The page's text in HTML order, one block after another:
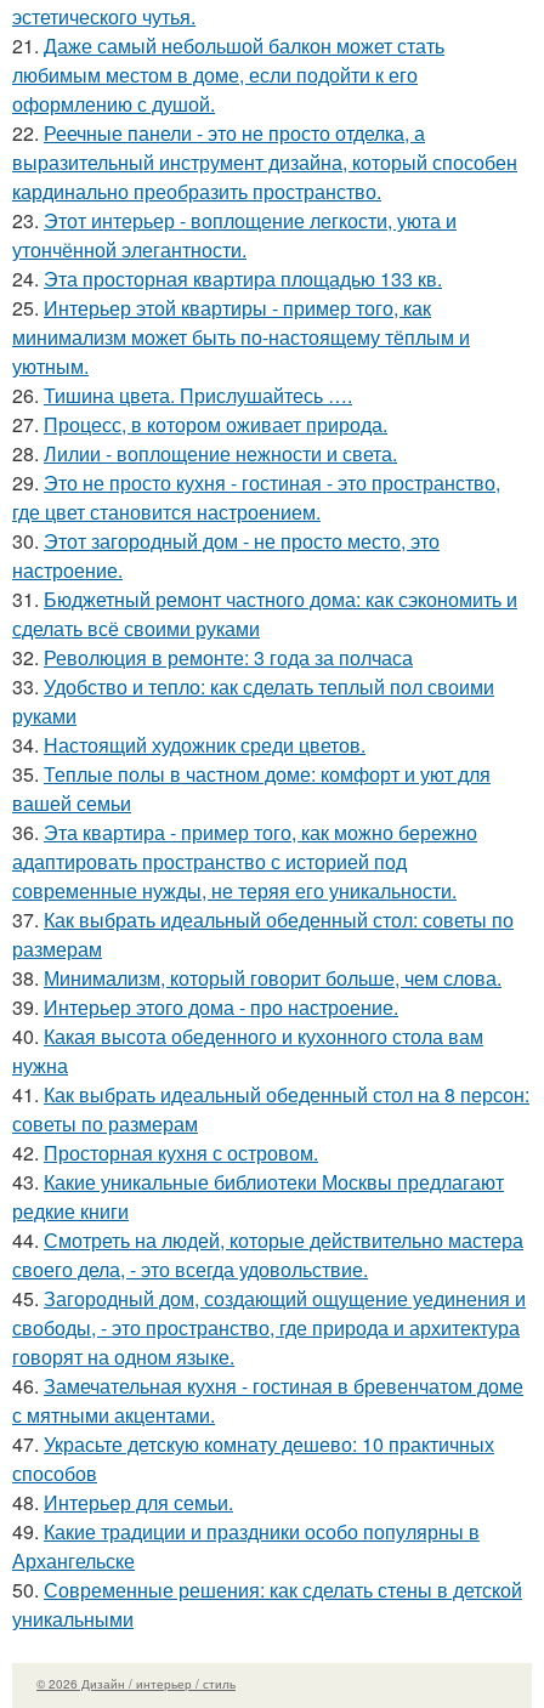
эстетического чутья.
21. Даже самый небольшой балкон может стать
любимым местом в доме, если подойти к его
оформлению с душой.
22. Реечные панели - это не просто отделка, а
выразительный инструмент дизайна, который способен
кардинально преобразить пространство.
23. Этот интерьер - воплощение легкости, уюта и
утончённой элегантности.
24. Эта просторная квартира площадью 133 кв.
25. Интерьер этой квартиры - пример того, как
минимализм может быть по-настоящему тёплым и
уютным.
26. Тишина цвета. Прислушайтесь ….
27. Процесс, в котором оживает природа.
28. Лилии - воплощение нежности и света.
29. Это не просто кухня - гостиная - это пространство,
где цвет становится настроением.
30. Этот загородный дом - не просто место, это
настроение.
31. Бюджетный ремонт частного дома: как сэкономить и
сделать всё своими руками
32. Революция в ремонте: 3 года за полчаса
33. Удобство и тепло: как сделать теплый пол своими
руками
34. Настоящий художник среди цветов.
35. Теплые полы в частном доме: комфорт и уют для
вашей семьи
36. Эта квартира - пример того, как можно бережно
адаптировать пространство с историей под
современные нужды, не теряя его уникальности.
37. Как выбрать идеальный обеденный стол: советы по
размерам
38. Минимализм, который говорит больше, чем слова.
39. Интерьер этого дома - про настроение.
40. Какая высота обеденного и кухонного стола вам
нужна
41. Как выбрать идеальный обеденный стол на 8 персон:
советы по размерам
42. Просторная кухня с островом.
43. Какие уникальные библиотеки Москвы предлагают
редкие книги
44. Смотреть на людей, которые действительно мастера
своего дела, - это всегда удовольствие.
45. Загородный дом, создающий ощущение уединения и
свободы, - это пространство, где природа и архитектура
говорят на одном языке.
46. Замечательная кухня - гостиная в бревенчатом доме
с мятными акцентами.
47. Украсьте детскую комнату дешево: 10 практичных
способов
48. Интерьер для семьи.
49. Какие традиции и праздники особо популярны в
Архангельске
50. Современные решения: как сделать стены в детской
уникальными
© 2026 Дизайн / интерьер / стиль